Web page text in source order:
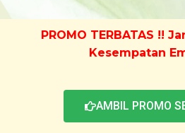
PROMO TERBATAS !!
Kesempatan
AMBIL PROMO